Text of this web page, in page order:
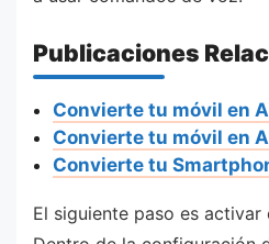
Publicaciones
Convierte tu móvil en
Convierte tu móvil en
Convierte tu
El siguiente paso es